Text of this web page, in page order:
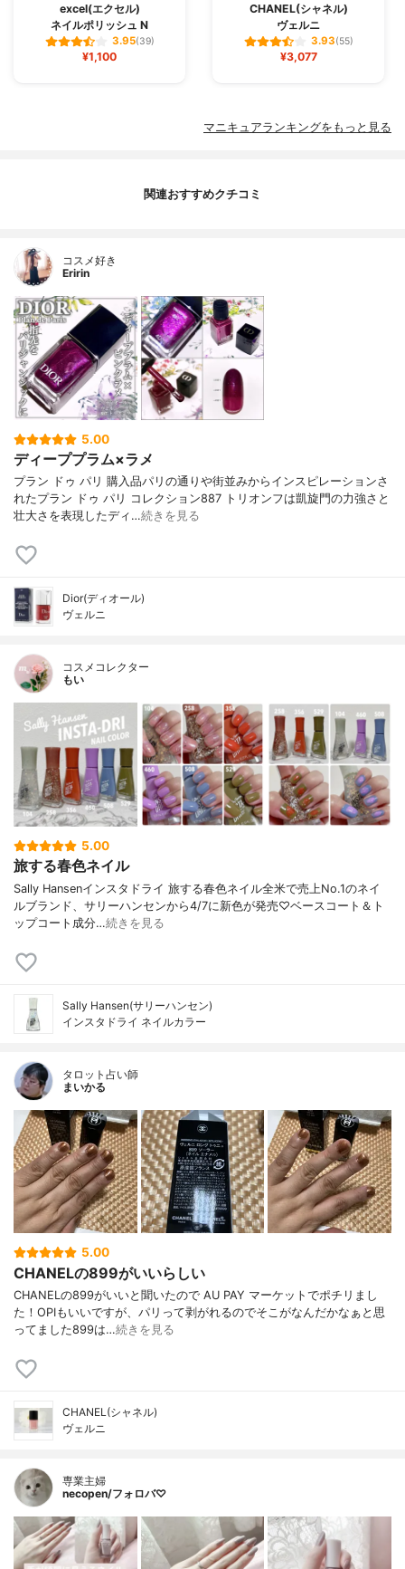
excel(エクセル)
ネイルポリッシュ N
3.95(39)
¥1,100
CHANEL(シャネル)
ヴェルニ
3.93(55)
¥3,077
マニキュアランキングをもっと見る
関連おすすめクチコミ
コスメ好き
Eririn
5.00
ディーププラム×ラメ
プラン ドゥ パリ 購入品パリの通りや街並みからインスピレーションさ
れたプラン ドゥ パリ コレクション887 トリオンフは凱旋門の力強さと
壮大さを表現したディ…続きを見る
Dior(ディオール)
ヴェルニ
コスメコレクター
もい
5.00
旅する春色ネイル
Sally Hansenインスタドライ 旅する春色ネイル全米で売上No.1のネイ
ルブランド、サリーハンセンから4/7に新色が発売♡ベースコート＆ト
ップコート成分…続きを見る
Sally Hansen(サリーハンセン)
インスタドライ ネイルカラー
タロット占い師
まいかる
5.00
CHANELの899がいいらしい
CHANELの899がいいと聞いたので AU PAY マーケットでポチリまし
た！OPIもいいですが、パリって剥がれるのでそこがなんだかなぁと思
ってました899は…続きを見る
CHANEL(シャネル)
ヴェルニ
専業主婦
necopen/フォロバ♡